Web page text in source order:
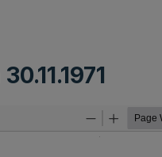
30.11.1971